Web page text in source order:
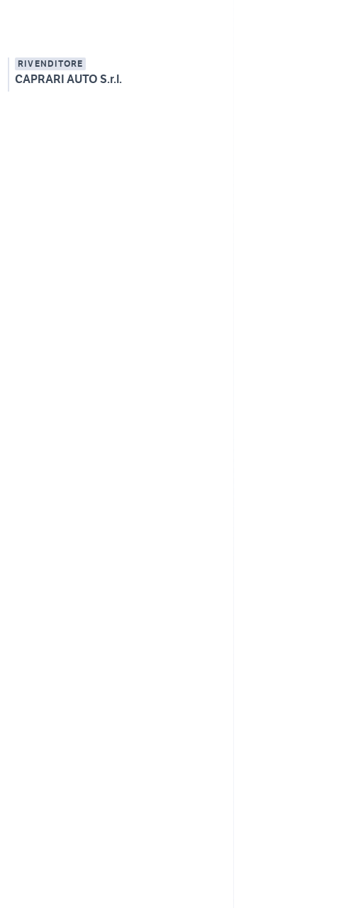
RIVENDITORE
CAPRARI AUTO S.r.l.